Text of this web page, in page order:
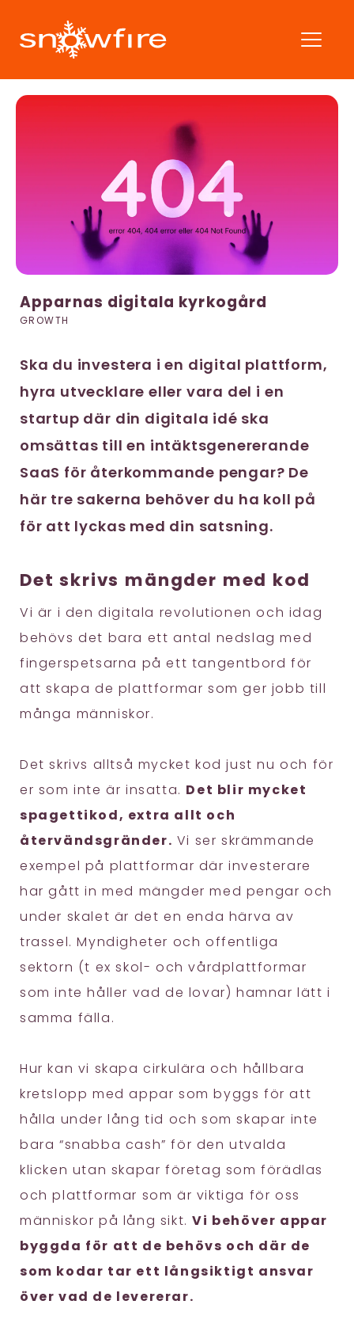
Apparnas digitala kyrkogård
GROWTH
Ska du investera i en digital plattform,
hyra utvecklare eller vara del i en
startup där din digitala idé ska
omsättas till en intäktsgenererande
SaaS för återkommande pengar? De
här tre sakerna behöver du ha koll på
för att lyckas med din satsning.
Det skrivs mängder med kod
Vi är i den digitala revolutionen och idag
behövs det bara ett antal nedslag med
fingerspetsarna på ett tangentbord för
att skapa de plattformar som ger jobb till
många människor.
Det skrivs alltså mycket kod just nu och för
er som inte är insatta. Det blir mycket
spagettikod, extra allt och
återvändsgränder. Vi ser skrämmande
exempel på plattformar där investerare
har gått in med mängder med pengar och
under skalet är det en enda härva av
trassel. Myndigheter och offentliga
sektorn (t ex skol- och vårdplattformar
som inte håller vad de lovar) hamnar lätt i
samma fälla.
Hur kan vi skapa cirkulära och hållbara
kretslopp med appar som byggs för att
hålla under lång tid och som skapar inte
bara “snabba cash” för den utvalda
klicken utan skapar företag som förädlas
och plattformar som är viktiga för oss
människor på lång sikt.Vi behöver appar
byggda för att de behövs och där de
som kodar tar ett långsiktigt ansvar
över vad de levererar.